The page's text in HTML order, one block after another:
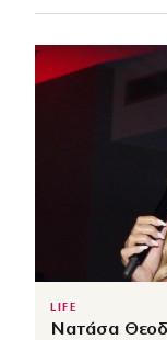
LIFE
Νατάσα